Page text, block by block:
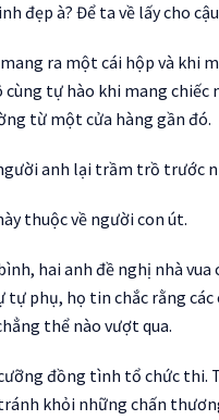
đẹp à? Để ta về lấy cho
ra một cái hộp và khi
cùng tự hào khi mang
từ một cửa hàng gần đó.
anh lại trầm trồ trước
thuộc về người con út.
hai anh đề nghị nhà
tự phụ, họ tin chắc rằng
thể nào vượt qua.
đồng tình tổ chức thi.
khỏi những chấn